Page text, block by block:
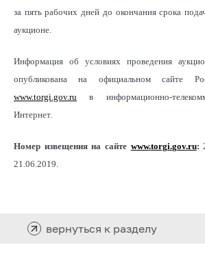
за пять рабочих дней до окончания срока
аукционе.
Информация об условиях проведения
опубликована на официальном сайте
www.torgi.gov.ru в информационно-
Интернет.
Номер извещения на сайте www.torgi.gov.ru:
21.06.2019.
вернуться к разделу